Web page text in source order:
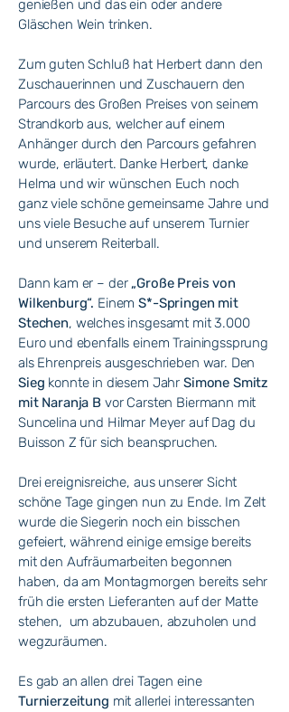
genießen und das ein oder andere
Gläschen Wein trinken.
Zum guten Schluß hat Herbert dann den
Zuschauerinnen und Zuschauern den
Parcours des Großen Preises von seinem
Strandkorb aus, welcher auf einem
Anhänger durch den Parcours gefahren
wurde, erläutert. Danke Herbert, danke
Helma und wir wünschen Euch noch
ganz viele schöne gemeinsame Jahre und
uns viele Besuche auf unserem Turnier
und unserem Reiterball.
Dann kam er – der „Große Preis von
Wilkenburg“. EinemS*-Springen mit
Stechen, welches insgesamt mit 3.000
Euro und ebenfalls einem Trainingssprung
als Ehrenpreis ausgeschrieben war. Den
Sieg konnte in diesem Jahr Simone Smitz
mit Naranja B vor Carsten Biermann mit
Suncelina und Hilmar Meyer auf Dag du
Buisson Z für sich beanspruchen.
Drei ereignisreiche, aus unserer Sicht
schöne Tage gingen nun zu Ende. Im Zelt
wurde die Siegerin noch ein bisschen
gefeiert, während einige emsige bereits
mit den Aufräumarbeiten begonnen
haben, da am Montagmorgen bereits sehr
früh die ersten Lieferanten auf der Matte
stehen, um abzubauen, abzuholen und
wegzuräumen.
Es gab an allen drei Tagen eine
Turnierzeitung mit allerlei interessanten